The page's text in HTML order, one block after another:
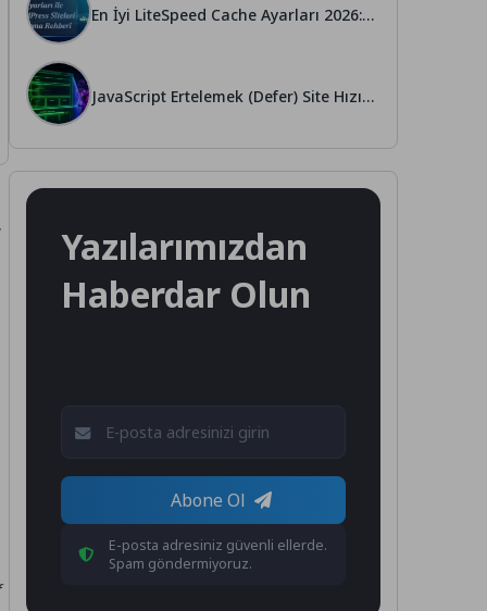
En İyi LiteSpeed Cache Ayarları 2026:
JavaScript Ertelemek (Defer) Site Hızını
Yazılarımızdan
Haberdar Olun
Abone Ol
E-posta adresiniz güvenli ellerde.
Spam göndermiyoruz.